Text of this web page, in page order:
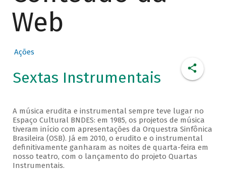
Web
Ações
Sextas Instrumentais
A música erudita e instrumental sempre teve lugar no
Espaço Cultural BNDES: em 1985, os projetos de música
tiveram início com apresentações da Orquestra Sinfônica
Brasileira (OSB). Já em 2010, o erudito e o instrumental
definitivamente ganharam as noites de quarta-feira em
nosso teatro, com o lançamento do projeto Quartas
Instrumentais.